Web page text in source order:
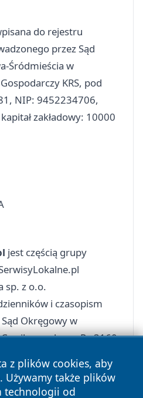
do rejestru
przez Sąd
Śródmieścia w
KRS, pod
NIP: 9452234706,
zakładowy: 10000
jest częścią grupy
sp. z o.o.
i czasopism
Okręgowy w
pod poz. Pr. 3160
z plików cookies, aby
Używamy także plików
technologii od